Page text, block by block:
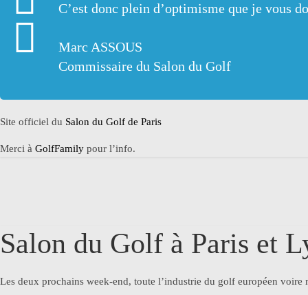
C’est donc plein d’optimisme que je vous
Marc ASSOUS
Commissaire du Salon du Golf
Site officiel du Salon du Golf de Paris
Merci à GolfFamily pour l’info.
Salon du Golf à Paris et
Les deux prochains week-end, toute l’industrie du golf européen voire